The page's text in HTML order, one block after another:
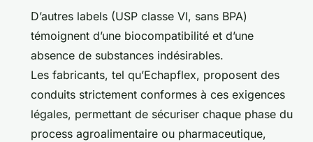
D’autres labels (USP classe VI, sans BPA)
témoignent d’une biocompatibilité et d’une
absence de substances indésirables.
Les fabricants, tel qu’Echapflex, proposent des
conduits strictement conformes à ces exigences
légales, permettant de sécuriser chaque phase du
process agroalimentaire ou pharmaceutique,